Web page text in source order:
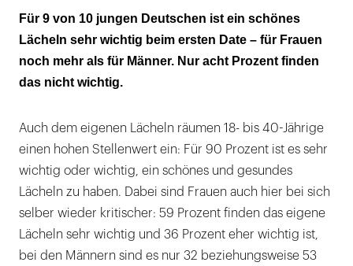
Vorsorge und Pflege gehören dazu – für
Frauen noch mehr
Und was bringt uns zum Lächeln?
Für 9 von 10 jungen Deutschen ist ein schönes
Lächeln sehr wichtig beim ersten Date – für Frauen
noch mehr als für Männer. Nur acht Prozent finden
das nicht wichtig.
Auch dem eigenen Lächeln räumen 18- bis 40-Jährige
einen hohen Stellenwert ein: Für 90 Prozent ist es sehr
wichtig oder wichtig, ein schönes und gesundes
Lächeln zu haben. Dabei sind Frauen auch hier bei sich
selber wieder kritischer: 59 Prozent finden das eigene
Lächeln sehr wichtig und 36 Prozent eher wichtig ist,
bei den Männern sind es nur 32 beziehungsweise 53